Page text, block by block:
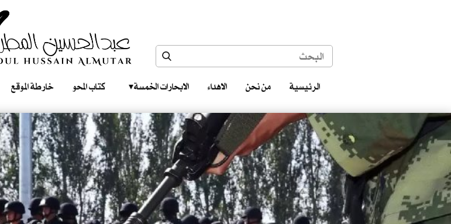
الرئيسية من نحن الاهداء الابحارات الخمسة ‎ ‎ ‎ كتاب المحو خارطة الموقع